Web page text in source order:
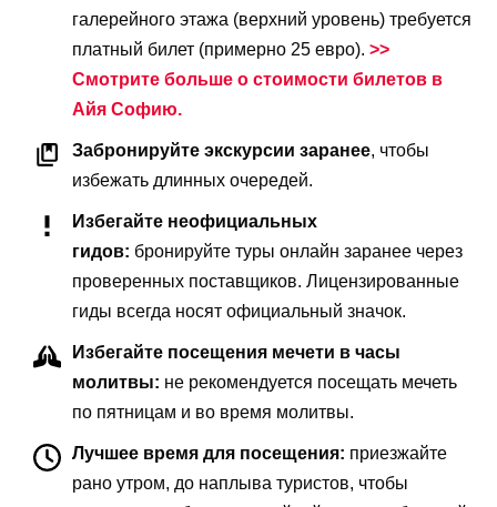
галерейного этажа (верхний уровень) требуется
платный билет (примерно 25 евро). >>
Смотрите больше о стоимости билетов в
Айя Софию.
Забронируйте экскурсии заранее, чтобы
избежать длинных очередей.
Избегайте неофициальных
гидов: бронируйте туры онлайн заранее через
проверенных поставщиков. Лицензированные
гиды всегда носят официальный значок.
Избегайте посещения мечети в часы
молитвы: не рекомендуется посещать мечеть
по пятницам и во время молитвы.
Лучшее время для посещения: приезжайте
рано утром, до наплыва туристов, чтобы